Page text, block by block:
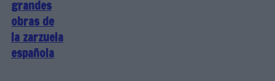
grandes
obras de
la zarzuela
española